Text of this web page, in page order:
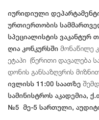
იურიდიული
ურთიერთობის
სპეციალისტის ვაკანტურ
ღია კონკურსში მონაწილე
ეტაპი (წერითი დავალება
დონის განსაზღვრის
ივლისს 11:00 საათზე
სამინისტროს აკადემია,
№5 მე-5 სართული,